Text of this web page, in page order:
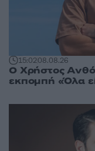
15:0208.08.26
Ο Χρήστος
εκπομπή «Όλα